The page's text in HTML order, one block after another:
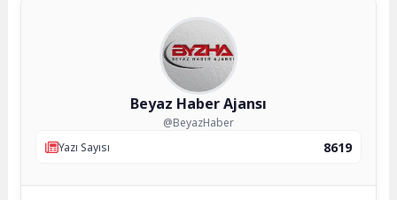
Beyaz Haber Ajansı
@BeyazHaber
Yazı Sayısı
8619